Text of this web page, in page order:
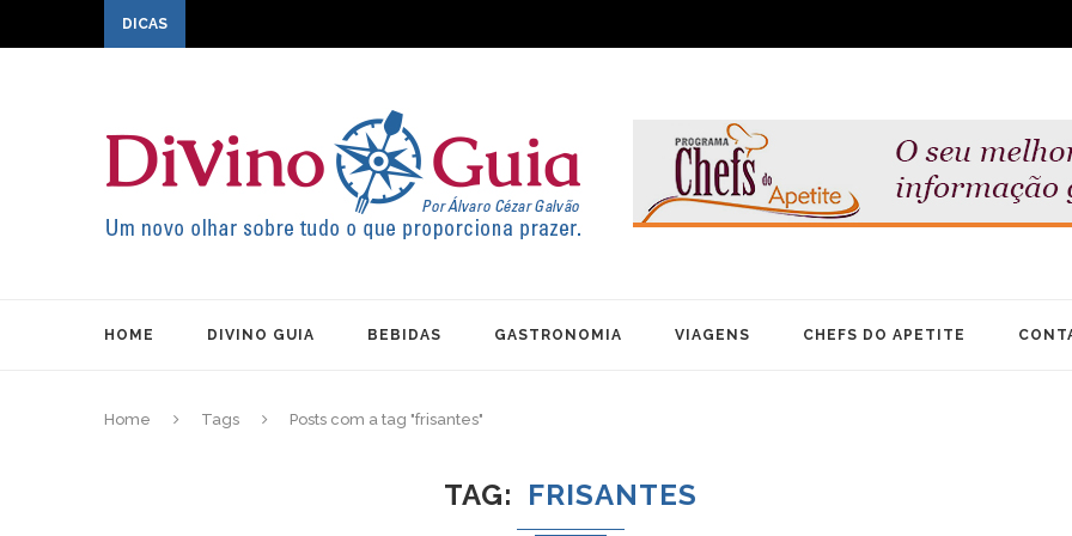
DICAS
HOME DIVINO GUIA BEBIDAS GASTRONOMIA VIAGENS CHEFS DO APETITE
Home Tags Posts com a tag "frisantes"
TAG FRISANTES